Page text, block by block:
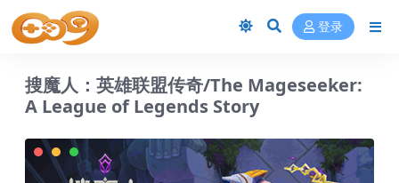
登录
搜魔人：英雄联盟传奇/The Mageseeker:
A League of Legends Story